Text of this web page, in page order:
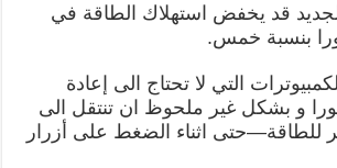
قد يخفض استهلاك الطاقة في
بنسبة خمس.
التي لا تحتاج الى إعادة
و بشكل غير ملحوظ ان تنتقل الى
اثناء الضغط على أزرار